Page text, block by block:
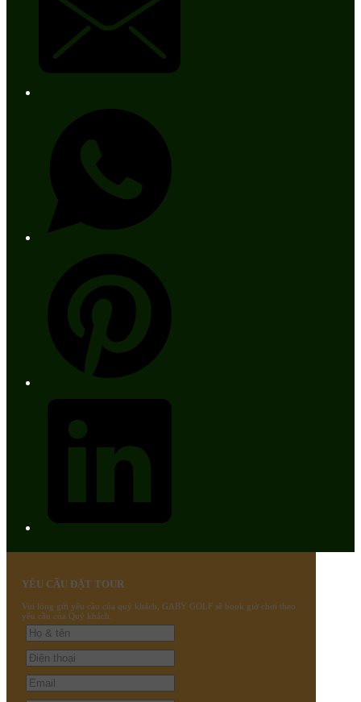
YÊU CẦU ĐẶT TOUR
Vui lòng gửi yêu cầu của quý khách, GABY GOLF sẽ book giờ chơi theo
yêu cầu của Quý khách.